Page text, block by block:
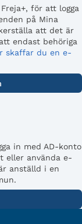
för att logga
på Mina
att det är
endast behöriga
skaffar du en e-
in med AD-konto
eller använda e-
anställd i en